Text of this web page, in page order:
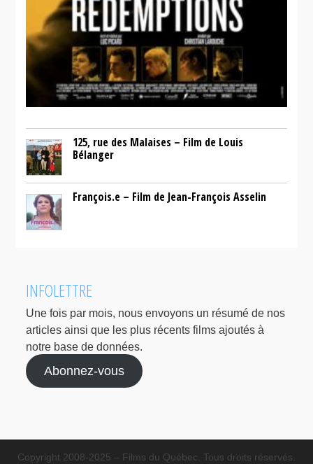
125, rue des Malaises – Film de Louis
Bélanger
François.e – Film de Jean-François Asselin
INFOLETTRE
Une fois par mois, nous envoyons un résumé de nos
articles ainsi que les plus récents films ajoutés à
notre base de données.
Abonnez-vous
Copyright 2008-2025 – Films du Québec. Tous droits réservés.